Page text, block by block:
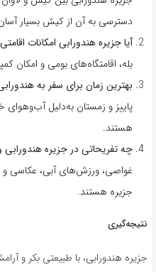
دسترسی به آن از کیش بسیار
آیا جزیره هندورابی امکانات
بله، اقامتگاه‌های بومی و
بهترین زمان برای سفر به
پاییز و زمستان به‌دلیل
هستند.
چه تفریحاتی در جزیره هندورابی
غواصی، ورزش‌های آبی، عکاسی و
جزیره هستند.
نتیجه‌گیری
جزیره هندورابی، با طبیعتی بکر و